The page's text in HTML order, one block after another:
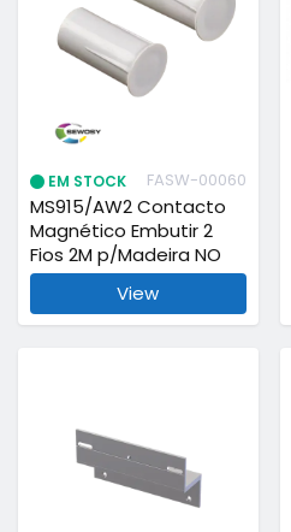
EM STOCK FASW-00060
MS915/AW2 Contacto
Magnético Embutir 2
Fios 2M p/Madeira NO
View